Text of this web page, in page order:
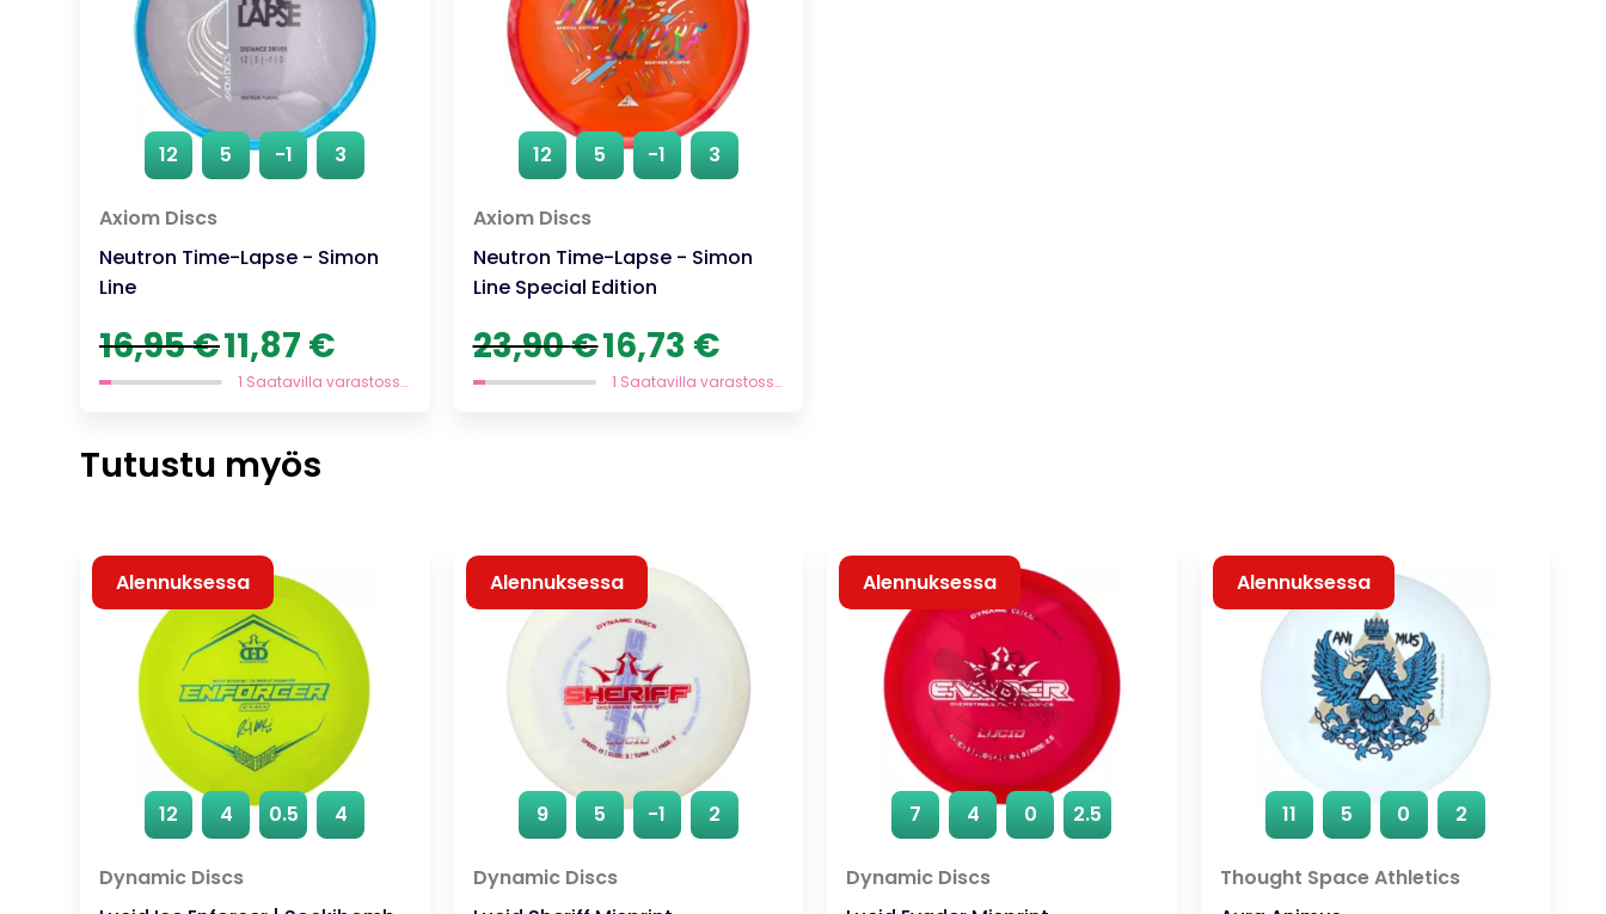
12 5 -1 3
Axiom Discs
Neutron Time-Lapse - Simon
Line
16,95€ Alkuperäinen
hinta
oli:
11,87 €
on:
1 Saatavilla varastossa
12 5 -1 3
Axiom Discs
Neutron Time-Lapse - Simon
Line Special Edition
23,90€ Alkuperäinen
hinta
oli:
16,73 €hinta
on:
1 Saatavilla varastossa
Tutustu myös
12 4 0.5 4
Dynamic Discs
Alennuksessa
9 5 -1 2
Dynamic Discs
Alennuksessa
7 4 0 2.5
Dynamic Discs
Alennuksessa
11 5 0 2
Thought Space Athletics
Alennuksessa